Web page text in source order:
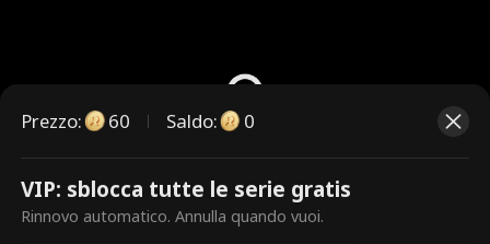
Questi sono episodi a pagamento.
Sblocca per guardare.
Prezzo: 60 Saldo: 0
VIP: sblocca tutte le serie gratis
Rinnovo automatico. Annulla quando vuoi.